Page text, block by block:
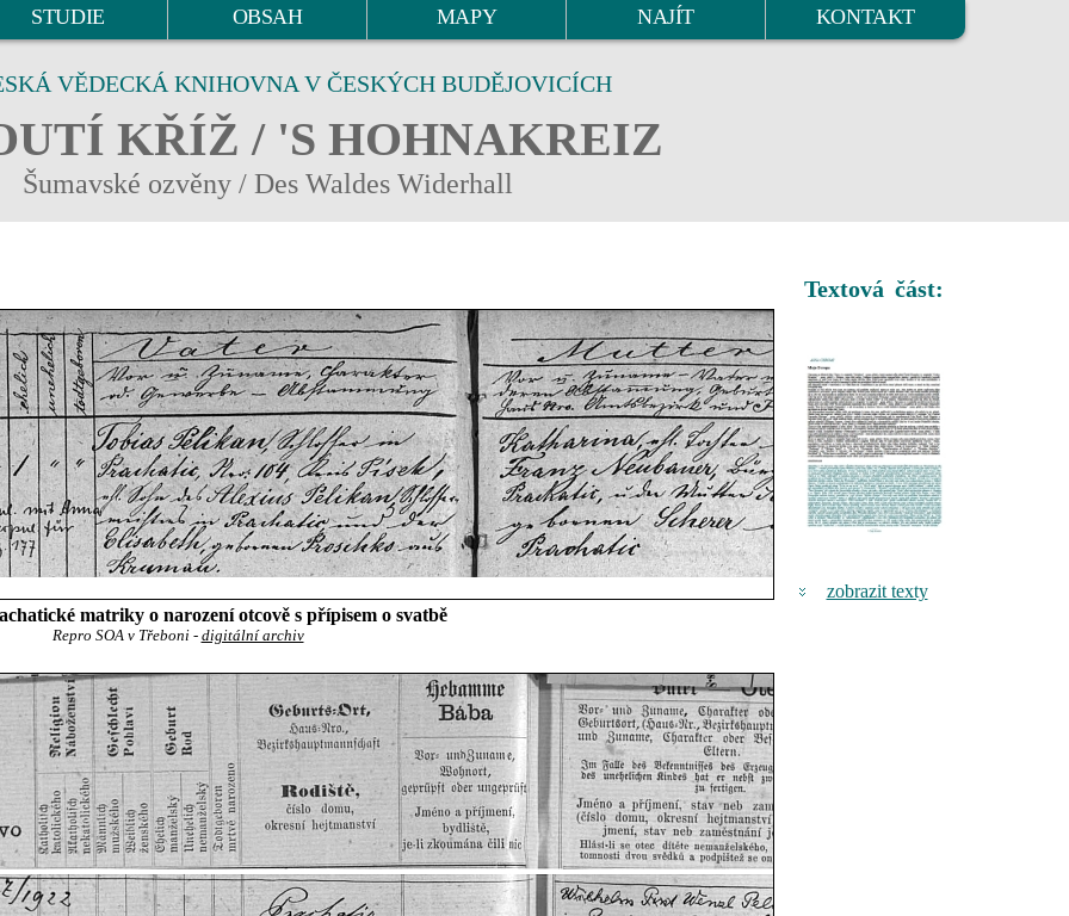
STUDIE OBSAH MAPY NAJÍT KONTAKT
VĚDECKÁ KNIHOVNA V ČESKÝCH BUDĚJOVICÍCH
KŘÍŽ / 'S HOHNAKREIZ
Šumavské ozvěny / Des Waldes Widerhall
matriky o narození otcově s přípisem o svatbě
Repro SOA v Třeboni - digitální archiv
Textová část:
zobrazit texty